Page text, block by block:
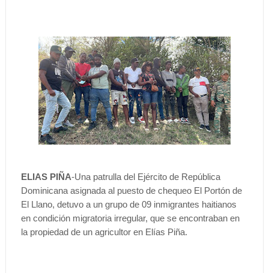
ELIAS PIÑA-Una patrulla del Ejército de República
Dominicana asignada al puesto de chequeo El Portón de
El Llano, detuvo a un grupo de 09 inmigrantes haitianos
en condición migratoria irregular, que se encontraban en
la propiedad de un agricultor en Elías Piña.